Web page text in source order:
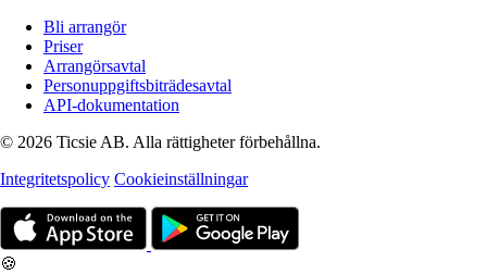
Bli arrangör
Priser
Arrangörsavtal
Personuppgiftsbiträdesavtal
API-dokumentation
© 2026 Ticsie AB. Alla rättigheter förbehållna.
Integritetspolicy Cookieinställningar
🍪